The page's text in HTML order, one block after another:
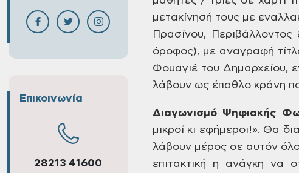
Επικοινωνία
28213 41600
μετακίνησή τους με
Πρασίνου, Περιβάλλοντος
όροφος), με αναγραφή
Φουαγιέ του Δημαρχείου,
λάβουν ως έπαθλο κράνη
Διαγωνισμό Ψηφιακής
μικροί κι εφήμεροι!». Θα
λάβουν μέρος σε αυτόν
επιτακτική η ανάγκη να